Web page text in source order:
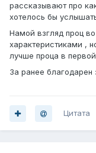
рассказывают про
хотелось бы
Намой взгляд проц
характеристиками ,
лучше проца в
За ранее благодарен
Цитата